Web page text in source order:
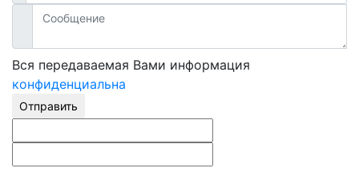
Вся передаваемая Вами информация
конфиденциальна
Отправить